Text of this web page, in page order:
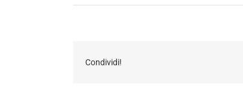
Condividi!